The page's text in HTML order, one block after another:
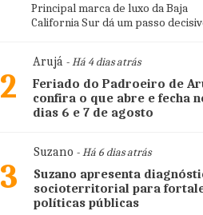
Principal marca de luxo da Baja
California Sur dá um passo
2
Arujá - Há 4 dias atrás
Feriado do Padroeiro de
confira o que abre e fecha
dias 6 e 7 de agosto
3
Suzano - Há 6 dias atrás
Suzano apresenta
socioterritorial para
políticas públicas